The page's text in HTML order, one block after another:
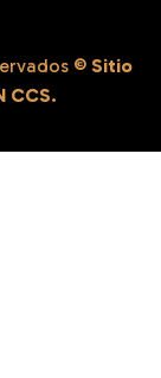
© Sitio
CCS.